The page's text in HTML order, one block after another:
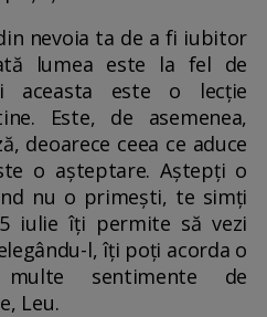
nevoia ta de a fi iubitor
lumea este la fel de
aceasta este o lecție
Este, de asemenea,
deoarece ceea ce aduce
o așteptare. Aștepți o
nu o primești, te simți
iulie îți permite să vezi
l, îți poți acorda o
sentimente de
Leu.